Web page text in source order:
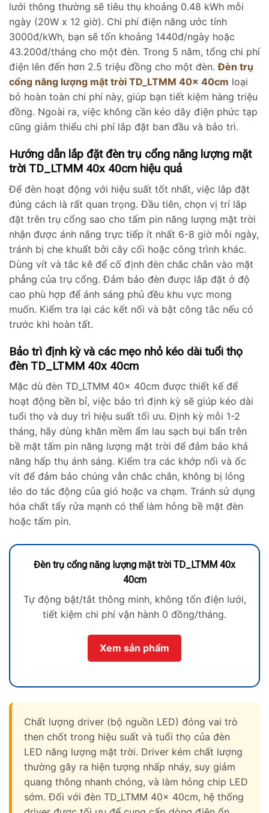
lưới thông thường sẽ tiêu thụ khoảng 0.48 kWh mỗi
ngày (20W x 12 giờ). Chi phí điện năng ước tính
3000đ/kWh, bạn sẽ tốn khoảng 1440đ/ngày hoặc
43.200đ/tháng cho một đèn. Trong 5 năm, tổng chi phí
điện lên đến hơn 2.5 triệu đồng cho một đèn.Đèn trụ
cổng năng lượng mặt trời TD_LTMM 40x 40cm loại
bỏ hoàn toàn chi phí này, giúp bạn tiết kiệm hàng triệu
đồng. Ngoài ra, việc không cần kéo dây điện phức tạp
cũng giảm thiểu chi phí lắp đặt ban đầu và bảo trì.
Hướng dẫn lắp đặt đèn trụ cổng năng lượng mặt
trời TD_LTMM 40x 40cm hiệu quả
Để đèn hoạt động với hiệu suất tốt nhất, việc lắp đặt
đúng cách là rất quan trọng. Đầu tiên, chọn vị trí lắp
đặt trên trụ cổng sao cho tấm pin năng lượng mặt trời
nhận được ánh nắng trực tiếp ít nhất 6-8 giờ mỗi ngày,
tránh bị che khuất bởi cây cối hoặc công trình khác.
Dùng vít và tắc kê để cố định đèn chắc chắn vào mặt
phẳng của trụ cổng. Đảm bảo đèn được lắp đặt ở độ
cao phù hợp để ánh sáng phủ đều khu vực mong
muốn. Kiểm tra lại các kết nối và bật công tắc nếu có
trước khi hoàn tất.
Bảo trì định kỳ và các mẹo nhỏ kéo dài tuổi thọ
đèn TD_LTMM 40x 40cm
Mặc dù đèn TD_LTMM 40x 40cm được thiết kế để
hoạt động bền bỉ, việc bảo trì định kỳ sẽ giúp kéo dài
tuổi thọ và duy trì hiệu suất tối ưu. Định kỳ mỗi 1-2
tháng, hãy dùng khăn mềm ẩm lau sạch bụi bẩn trên
bề mặt tấm pin năng lượng mặt trời để đảm bảo khả
năng hấp thụ ánh sáng. Kiểm tra các khớp nối và ốc
vít để đảm bảo chúng vẫn chắc chắn, không bị lỏng
lẻo do tác động của gió hoặc va chạm. Tránh sử dụng
hóa chất tẩy rửa mạnh có thể làm hỏng bề mặt đèn
hoặc tấm pin.
Đèn trụ cổng năng lượng mặt trời TD_LTMM 40x
40cm
Tự động bật/tắt thông minh, không tốn điện lưới,
tiết kiệm chi phí vận hành 0 đồng/tháng.
Xem sản phẩm
Chất lượng driver (bộ nguồn LED) đóng vai trò
then chốt trong hiệu suất và tuổi thọ của đèn
LED năng lượng mặt trời. Driver kém chất lượng
thường gây ra hiện tượng nhấp nháy, suy giảm
quang thông nhanh chóng, và làm hỏng chip LED
sớm. Đối với đèn TD_LTMM 40x 40cm, hệ thống